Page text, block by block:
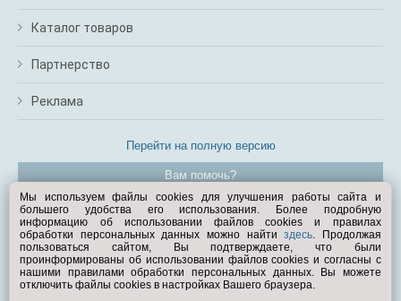
Каталог товаров
Партнерство
Реклама
Перейти на полную версию
Вам помочь?
© Exist.ru 1998—2026
Мы используем файлы cookies для улучшения работы сайта и
большего удобства его использования. Более подробную
информацию об использовании файлов cookies и правилах
обработки персональных данных можно найтиздесь. Продолжая
пользоваться сайтом, Вы подтверждаете, что были
проинформированы об использовании файлов cookies и согласны с
нашими правилами обработки персональных данных. Вы можете
отключить файлы cookies в настройках Вашего браузера.